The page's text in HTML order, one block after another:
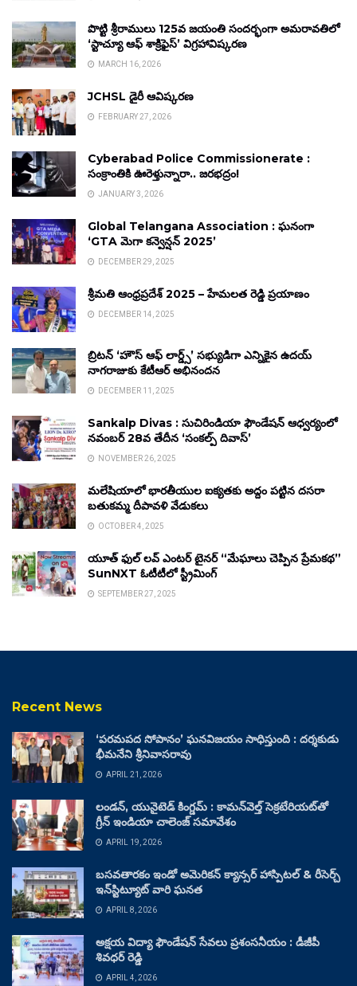
పొట్టి శ్రీరాములు 125వ జయంతి సందర్భంగా అమరావతిలో
‘స్టాచ్యూ ఆఫ్ శాక్రిఫైస్’ విగ్రహావిష్కరణ
MARCH 16, 2026
JCHSL డైరీ ఆవిష్కరణ
FEBRUARY 27, 2026
Cyberabad Police Commissionerate :
సంక్రాంతికి ఊరెళ్తున్నారా.. జరభద్రం!
JANUARY 3, 2026
Global Telangana Association : ఘనంగా
‘GTA మెగా కన్వెన్షన్ 2025’
DECEMBER 29, 2025
శ్రీమతి ఆంధ్రప్రదేశ్ 2025 – హేమలత రెడ్డి ప్రయాణం
DECEMBER 14, 2025
బ్రిటన్ ‘హౌస్ ఆఫ్ లార్డ్స్’ సభ్యుడిగా ఎన్నికైన ఉదయ్
నాగరాజుకు కేటీఆర్ అభినందన
DECEMBER 11, 2025
Sankalp Divas : సుచిరిండియా ఫౌండేషన్ ఆధ్వర్యంలో
నవంబర్ 28వ తేదీన ‘సంకల్ప్ దివాస్’
NOVEMBER 26, 2025
మలేషియాలో భారతీయుల ఐక్యతకు అద్దం పట్టిన దసరా
బతుకమ్మ దీపావళి వేడుకలు
OCTOBER 4, 2025
యూత్ ఫుల్ లవ్ ఎంటర్ టైనర్ “మేఘాలు చెప్పిన ప్రేమకథ”
SunNXT ఓటీటీలో స్ట్రీమింగ్
SEPTEMBER 27, 2025
Recent News
‘పరమపద సోపానం’ ఘనవిజయం సాధిస్తుంది : దర్శకుడు
భీమనేని శ్రీనివాసరావు
APRIL 21, 2026
లండన్, యునైటెడ్ కింగ్డమ్ : కామన్‌వెల్త్ సెక్రటేరియట్‌తో
గ్రీన్ ఇండియా చాలెంజ్ సమావేశం
APRIL 19, 2026
బసవతారకం ఇండో అమెరికన్ క్యాన్సర్ హాస్పిటల్ & రీసెర్చ్
ఇన్‌స్టిట్యూట్ వారి ఘనత
APRIL 8, 2026
అక్షయ విద్యా ఫౌండేషన్ సేవలు ప్రశంసనీయం : డీజీపీ
శివధర్ రెడ్డి
APRIL 4, 2026